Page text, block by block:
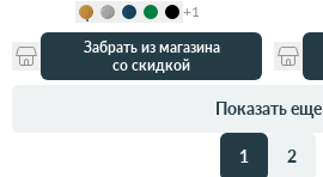
+1
Забрать из магазина
со скидкой
Показать еще
1 2